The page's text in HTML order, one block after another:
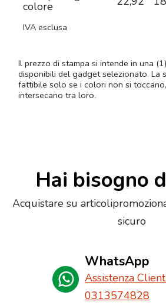
colore
IVA esclusa
Il prezzo di stampa si intende in una
disponibili del gadget selezionato. La
fattibile solo se i colori non si
intersecano tra loro.
Hai bisogno
Acquistare su
sicuro
WhatsApp
Assistenza
0313574828